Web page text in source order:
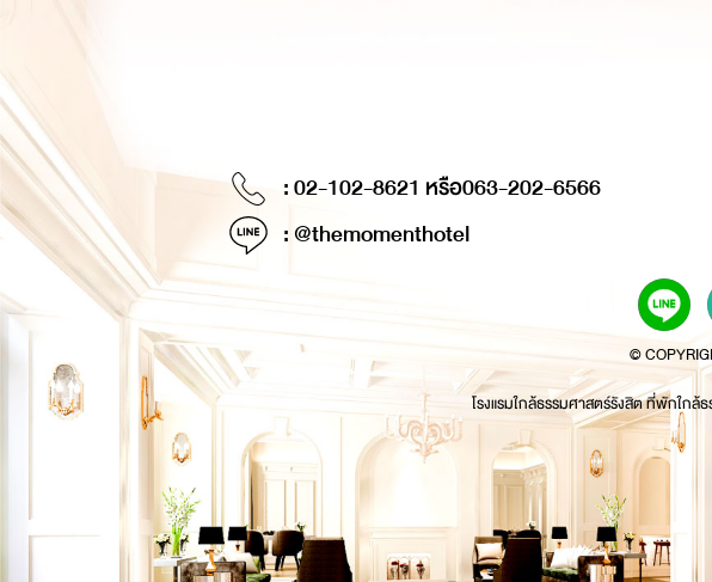
: 02-102-8621 หรือ063-202-6566
: @themomenthotel
©
โรงแรมใกล้ธรรมศาสตร์รังสิต ที่พักใกล้